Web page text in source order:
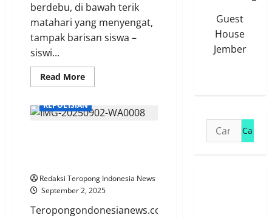
berdebu, di bawah terik
matahari yang menyengat,
tampak barisan siswa –
siswi...
Read MoreRead
more
Sarto
Tempa
Bangsa
KEPOLISIAN
Redaksi Teropong Indonesia News
September 2, 2025
Teropongondonesianews.com
Guest
House
Jember
Cari
untuk: